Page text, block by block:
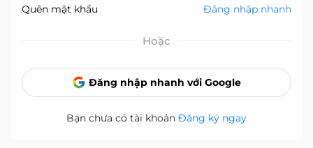
Quên mật khẩu Đăng nhập nhanh
Hoặc
Đăng nhập nhanh với Google
Bạn chưa có tài khoản Đăng ký ngay